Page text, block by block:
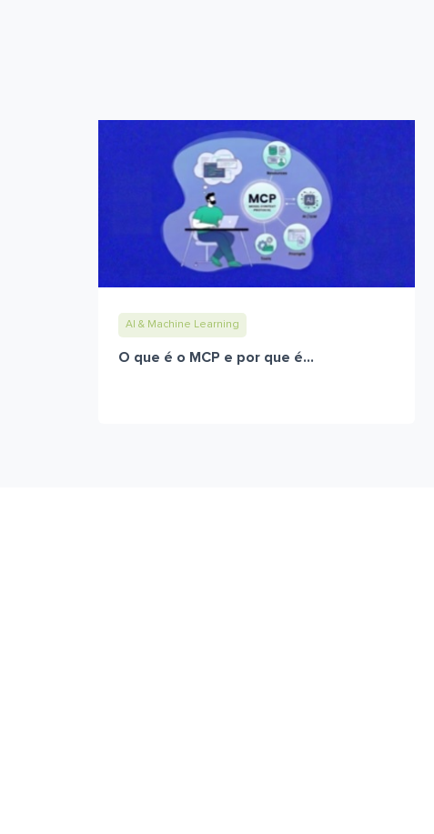
AI & Machine Learning
O que é o MCP e por que é...